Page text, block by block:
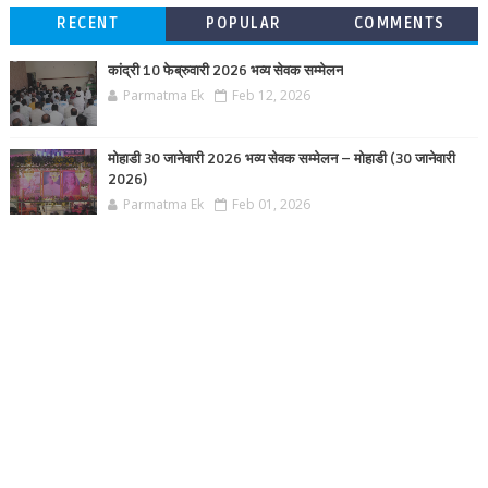
RECENT POPULAR COMMENTS
कांद्री 10 फेब्रुवारी 2026 भव्य सेवक सम्मेलन
Parmatma Ek Feb 12, 2026
मोहाडी 30 जानेवारी 2026 भव्य सेवक सम्मेलन – मोहाडी (30 जानेवारी
2026)
Parmatma Ek Feb 01, 2026